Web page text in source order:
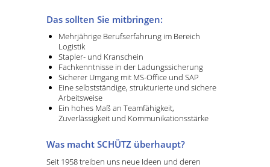
Das sollten Sie mitbringen:
Mehrjährige Berufserfahrung im Bereich
Logistik
Stapler- und Kranschein
Fachkenntnisse in der Ladungssicherung
Sicherer Umgang mit MS-Office und SAP
Eine selbstständige, strukturierte und sichere
Arbeitsweise
Ein hohes Maß an Teamfähigkeit,
Zuverlässigkeit und Kommunikationsstärke
Was macht SCHÜTZ überhaupt?
Seit 1958 treiben uns neue Ideen und deren